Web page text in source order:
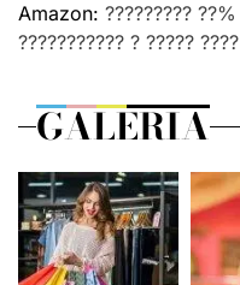
Amazon: ?????????
??????????? ? ????? ????
GALERIA